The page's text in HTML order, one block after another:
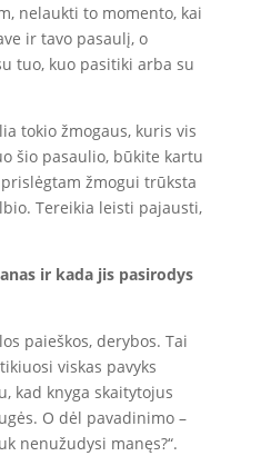
nelaukti to momento, kai
ir tavo pasaulį, o
tuo, kuo pasitiki arba su
tokio žmogaus, kuris vis
šio pasaulio, būkite kartu
žmogui trūksta
Tereikia leisti pajausti,
ir kada jis pasirodys
paieškos, derybos. Tai
viskas pavyks
kad knyga skaitytojus
O dėl pavadinimo –
nenužudysi manęs?“.